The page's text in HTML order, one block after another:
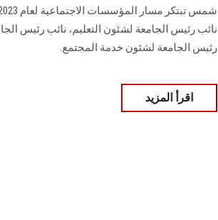
نائب رئيس الجامعة لشئون التعليم، نائب رئيس
رئيس الجامعة لشئون خدمة المجتمع.
اقرأ المزيد